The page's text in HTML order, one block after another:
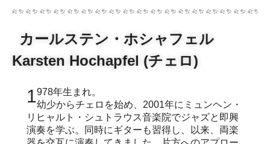
カールステン・ホシャフェル
Karsten Hochapfel (チェロ)
1978年生まれ。
幼少からチェロを始め、2001年にミュンヘン・
リヒャルト・シュトラウス音楽院でジャズと即興
演奏を学ぶ。同時にギターも習得し、以来、両楽